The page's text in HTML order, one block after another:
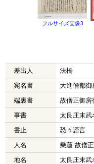
フルサイズ画像3
差出人
法橋
宛名書
大進僧都御
端裏書
故僧正御房
事書
太良庄末武
書止
恐々謹言
人名
乗蓮 故僧
地名
太良庄末武